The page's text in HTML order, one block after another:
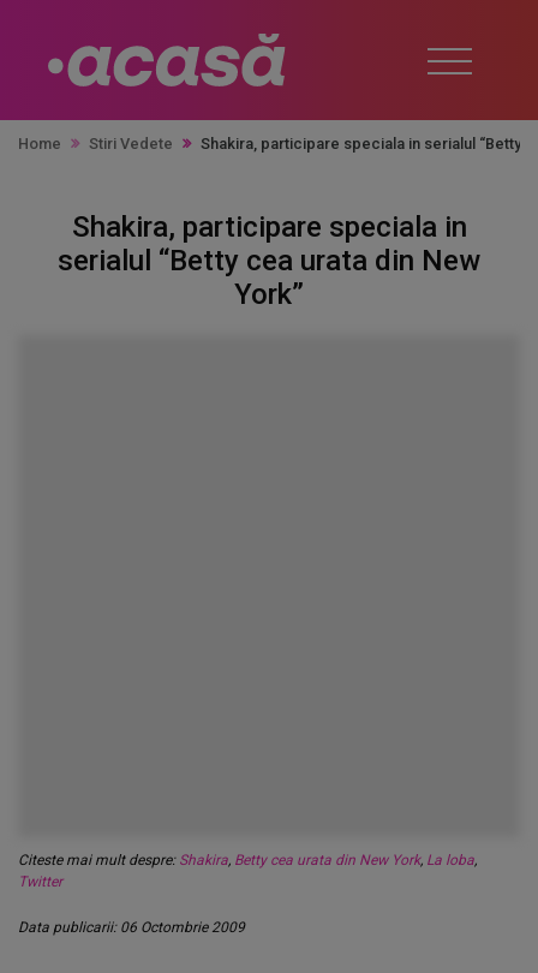
Home Stiri Vedete Shakira, participare speciala in serialul “Betty
Shakira, participare speciala in
serialul “Betty cea urata din New
York”
Citeste mai mult despre: Shakira, Betty cea urata din New York, La loba,
Twitter
Data publicarii: 06 Octombrie 2009